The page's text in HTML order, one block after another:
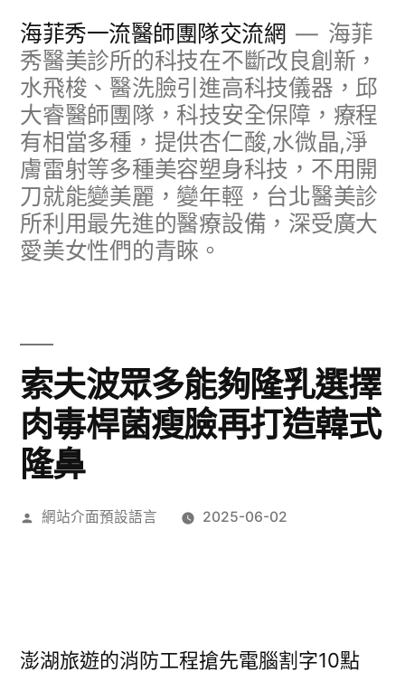
海菲秀一流醫師團隊交流網
海菲
秀醫美診所的科技在不斷改良創新，
水飛梭、醫洗臉引進高科技儀器，邱
大睿醫師團隊，科技安全保障，療程
有相當多種，提供杏仁酸,水微晶,淨
膚雷射等多種美容塑身科技，不用開
刀就能變美麗，變年輕，台北醫美診
所利用最先進的醫療設備，深受廣大
愛美女性們的青睞。
索夫波眾多能夠隆乳選擇
肉毒桿菌瘦臉再打造韓式
隆鼻
作
網站介面預設語言 2025-06-02
澎湖旅遊的消防工程搶先電腦割字10點